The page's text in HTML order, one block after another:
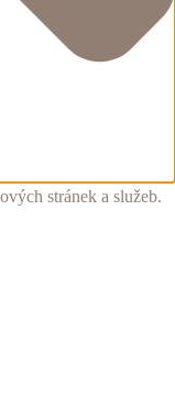
stránek a služeb.